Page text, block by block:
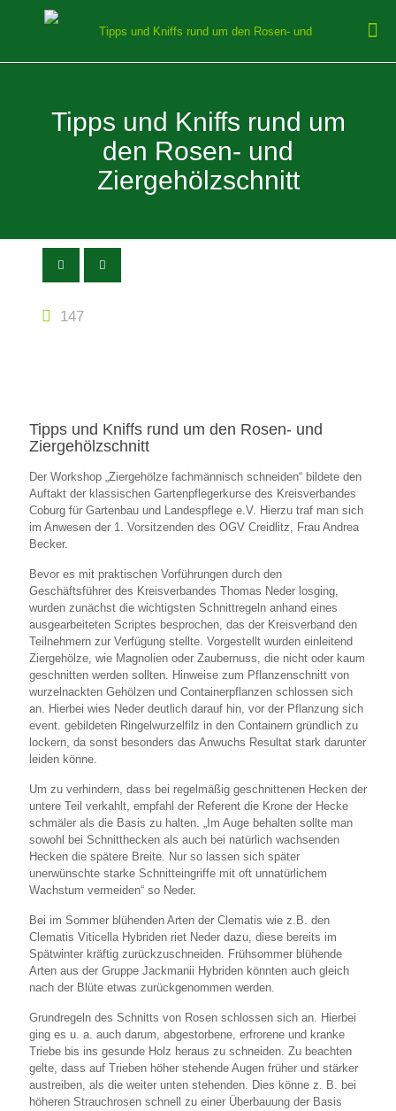
Tipps und Kniffs rund um
den Rosen- und
Ziergehölzschnitt
147
Tipps und Kniffs rund um den Rosen- und
Ziergehölzschnitt
Der Workshop „Ziergehölze fachmännisch schneiden“ bildete den
Auftakt der klassischen Gartenpflegerkurse des Kreisverbandes
Coburg für Gartenbau und Landespflege e.V. Hierzu traf man sich
im Anwesen der 1. Vorsitzenden des OGV Creidlitz, Frau Andrea
Becker.
Bevor es mit praktischen Vorführungen durch den
Geschäftsführer des Kreisverbandes Thomas Neder losging,
wurden zunächst die wichtigsten Schnittregeln anhand eines
ausgearbeiteten Scriptes besprochen, das der Kreisverband den
Teilnehmern zur Verfügung stellte. Vorgestellt wurden einleitend
Ziergehölze, wie Magnolien oder Zaubernuss, die nicht oder kaum
geschnitten werden sollten. Hinweise zum Pflanzenschnitt von
wurzelnackten Gehölzen und Containerpflanzen schlossen sich
an. Hierbei wies Neder deutlich darauf hin, vor der Pflanzung sich
event. gebildeten Ringelwurzelfilz in den Containern gründlich zu
lockern, da sonst besonders das Anwuchs Resultat stark darunter
leiden könne.
Um zu verhindern, dass bei regelmäßig geschnittenen Hecken der
untere Teil verkahlt, empfahl der Referent die Krone der Hecke
schmäler als die Basis zu halten. „Im Auge behalten sollte man
sowohl bei Schnitthecken als auch bei natürlich wachsenden
Hecken die spätere Breite. Nur so lassen sich später
unerwünschte starke Schnitteingriffe mit oft unnatürlichem
Wachstum vermeiden“ so Neder.
Bei im Sommer blühenden Arten der Clematis wie z.B. den
Clematis Viticella Hybriden riet Neder dazu, diese bereits im
Spätwinter kräftig zurückzuschneiden. Frühsommer blühende
Arten aus der Gruppe Jackmanii Hybriden könnten auch gleich
nach der Blüte etwas zurückgenommen werden.
Grundregeln des Schnitts von Rosen schlossen sich an. Hierbei
ging es u. a. auch darum, abgestorbene, erfrorene und kranke
Triebe bis ins gesunde Holz heraus zu schneiden. Zu beachten
gelte, dass auf Trieben höher stehende Augen früher und stärker
austreiben, als die weiter unten stehenden. Dies könne z. B. bei
höheren Strauchrosen schnell zu einer Überbauung der Basis